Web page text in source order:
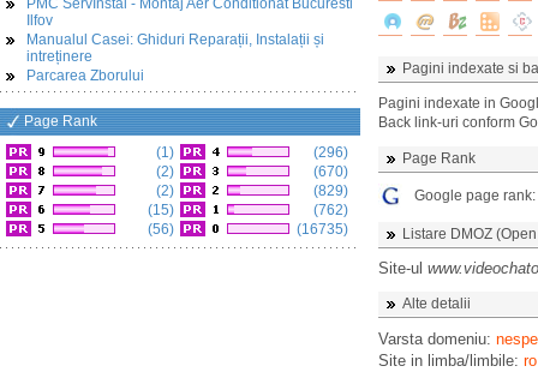
PMC ServInstal - Montaj Aer Conditionat Bucuresti
Ilfov
Manualul Casei: Ghiduri Reparații, Instalații și
intreținere
Parcarea Zborului
Page Rank
(1)
(2)
(2)
(15)
(56)
(296)
(670)
(829)
(762)
(16735)
Pagini indexate si
Pagini indexate in
Back link-uri conform
Page Rank
Google page rank:
Listare DMOZ
Site-ul
Alte detalii
Varsta domeniu:
Site in limba/limbile: ro